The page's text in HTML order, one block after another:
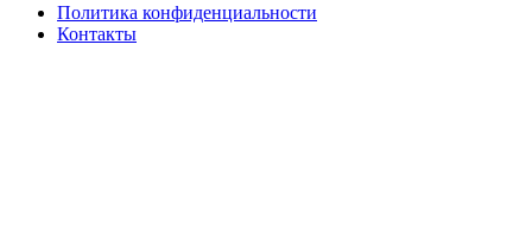
Политика конфиденциальности
Контакты